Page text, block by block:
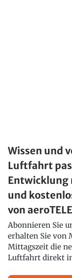
Wissen und
Luftfahrt
Entwicklung
und
von
Abonnieren Sie
erhalten Sie von
Mittagszeit die
Luftfahrt direkt